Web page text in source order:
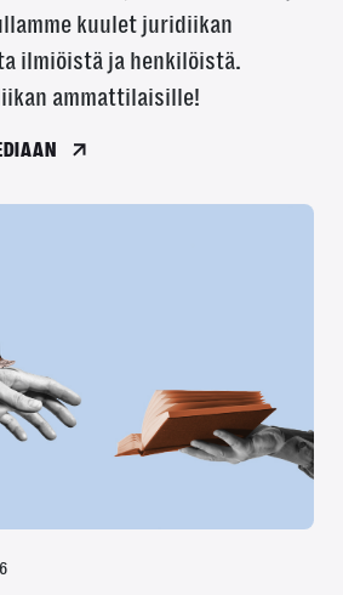
kuulet juridiikan
ilmiöistä ja henkilöistä.
ammattilaisille!